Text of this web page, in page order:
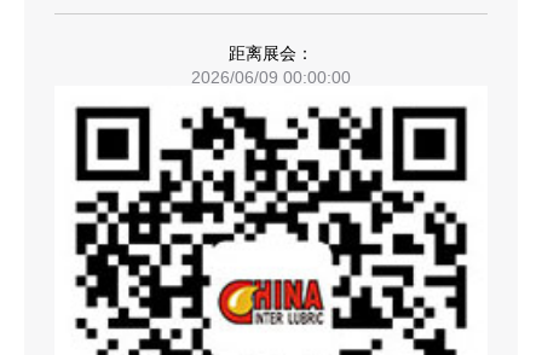
距离展会：
2026/06/09 00:00:00